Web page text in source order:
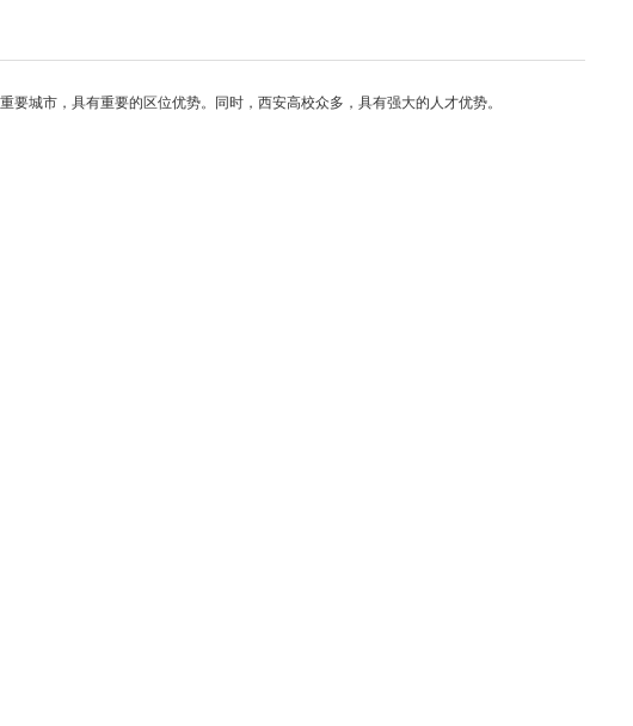
城市，具有重要的区位优势。同时，西安高校众多，具有强大的人才优势。